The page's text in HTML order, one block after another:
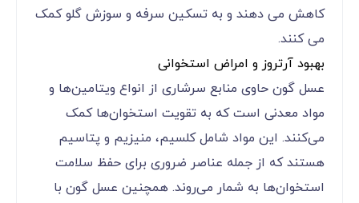
کاهش می دهند و به تسکین سرفه و سوزش گلو کمک
می کنند.
بهبود آرتروز و امراض استخوانی
عسل گون حاوی منابع سرشاری از انواع ویتامین‌ها و
مواد معدنی است که به تقویت استخوان‌ها کمک
می‌کنند. این مواد شامل کلسیم، منیزیم و پتاسیم
هستند که از جمله عناصر ضروری برای حفظ سلامت
استخوان‌ها به شمار می‌روند. همچنین عسل گون با